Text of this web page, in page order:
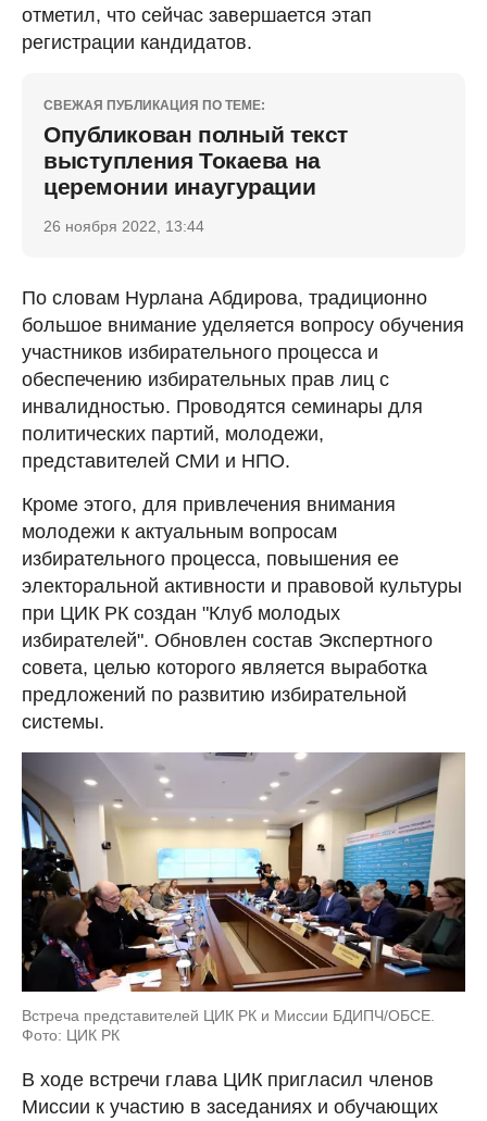
отметил, что сейчас завершается этап
регистрации кандидатов.
СВЕЖАЯ ПУБЛИКАЦИЯ ПО ТЕМЕ:
Опубликован полный текст
выступления Токаева на
церемонии инаугурации
26 ноября 2022, 13:44
По словам Нурлана Абдирова, традиционно
большое внимание уделяется вопросу обучения
участников избирательного процесса и
обеспечению избирательных прав лиц с
инвалидностью. Проводятся семинары для
политических партий, молодежи,
представителей СМИ и НПО.
Кроме этого, для привлечения внимания
молодежи к актуальным вопросам
избирательного процесса, повышения ее
электоральной активности и правовой культуры
при ЦИК РК создан "Клуб молодых
избирателей". Обновлен состав Экспертного
совета, целью которого является выработка
предложений по развитию избирательной
системы.
Встреча представителей ЦИК РК и Миссии БДИПЧ/ОБСЕ.
Фото: ЦИК РК
В ходе встречи глава ЦИК пригласил членов
Миссии к участию в заседаниях и обучающих